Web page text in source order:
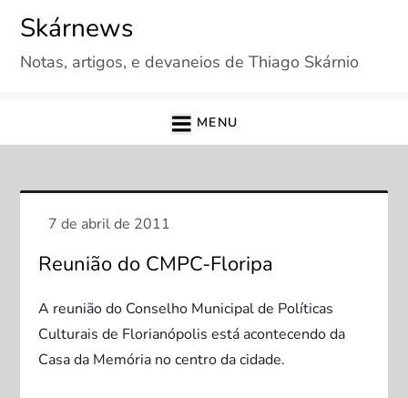
content
Skárnews
Notas, artigos, e devaneios de Thiago Skárnio
MENU
Reunião do CMPC-Floripa
A reunião do Conselho Municipal de Políticas
Culturais de Florianópolis está acontecendo da
Casa da Memória no centro da cidade.